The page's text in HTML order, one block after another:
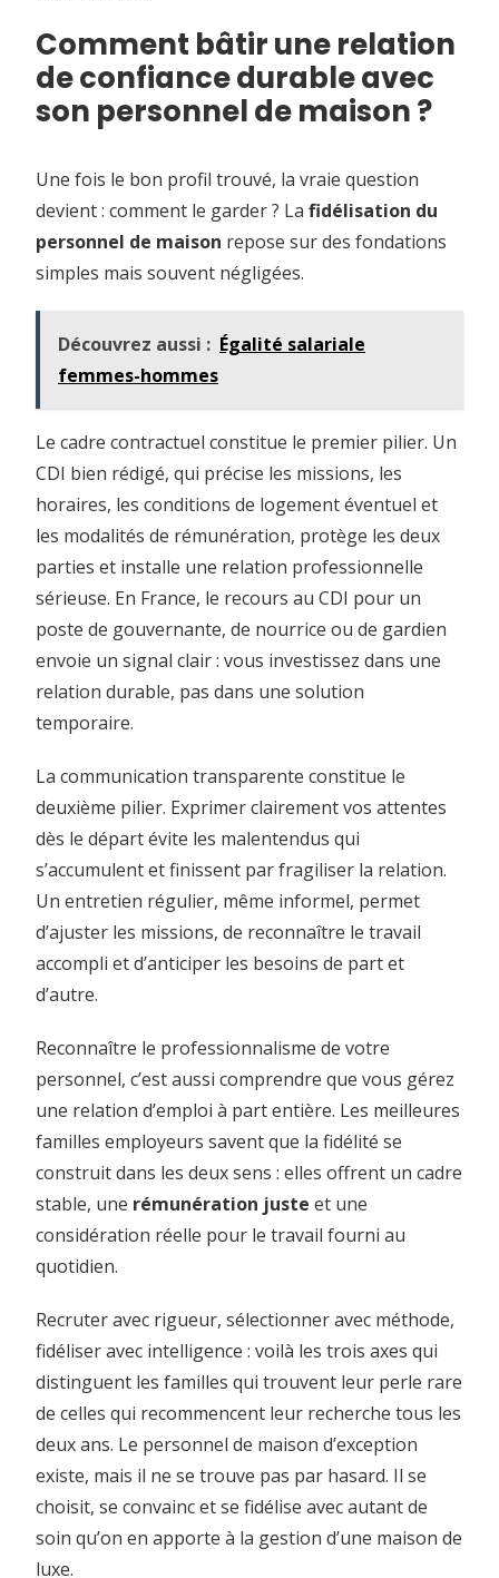
Comment bâtir une relation
de confiance durable avec
son personnel de maison ?
Une fois le bon profil trouvé, la vraie question
devient : comment le garder ? La fidélisation du
personnel de maison repose sur des fondations
simples mais souvent négligées.
Découvrez aussi : Égalité salariale
femmes-hommes
Le cadre contractuel constitue le premier pilier. Un
CDI bien rédigé, qui précise les missions, les
horaires, les conditions de logement éventuel et
les modalités de rémunération, protège les deux
parties et installe une relation professionnelle
sérieuse. En France, le recours au CDI pour un
poste de gouvernante, de nourrice ou de gardien
envoie un signal clair : vous investissez dans une
relation durable, pas dans une solution
temporaire.
La communication transparente constitue le
deuxième pilier. Exprimer clairement vos attentes
dès le départ évite les malentendus qui
s’accumulent et finissent par fragiliser la relation.
Un entretien régulier, même informel, permet
d’ajuster les missions, de reconnaître le travail
accompli et d’anticiper les besoins de part et
d’autre.
Reconnaître le professionnalisme de votre
personnel, c’est aussi comprendre que vous gérez
une relation d’emploi à part entière. Les meilleures
familles employeurs savent que la fidélité se
construit dans les deux sens : elles offrent un cadre
stable, une rémunération juste et une
considération réelle pour le travail fourni au
quotidien.
Recruter avec rigueur, sélectionner avec méthode,
fidéliser avec intelligence : voilà les trois axes qui
distinguent les familles qui trouvent leur perle rare
de celles qui recommencent leur recherche tous les
deux ans. Le personnel de maison d’exception
existe, mais il ne se trouve pas par hasard. Il se
choisit, se convainc et se fidélise avec autant de
soin qu’on en apporte à la gestion d’une maison de
luxe.